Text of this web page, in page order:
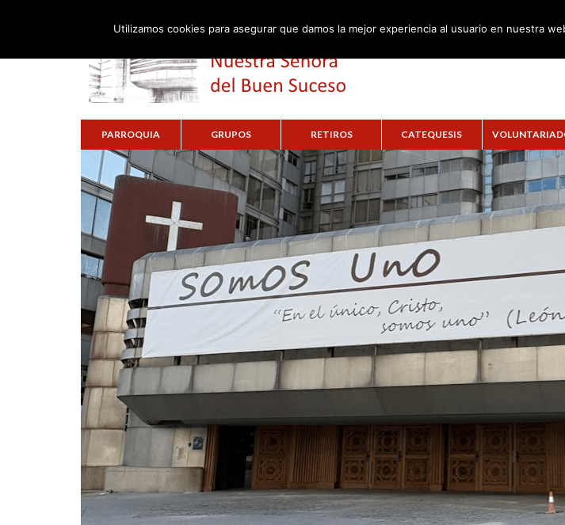
PARROQUIA GRUPOS RETIROS CATEQUESIS
Utilizamos cookies para asegurar que damos la mejor experiencia al usuario en nuestra